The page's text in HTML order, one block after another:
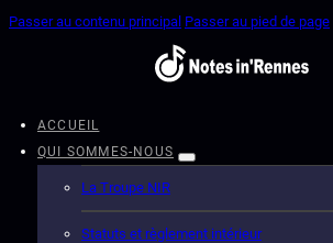
Passer au contenu principal Passer au pied de page
ACCUEIL
QUI SOMMES-NOUS
La Troupe NIR
Statuts et règlement intérieur